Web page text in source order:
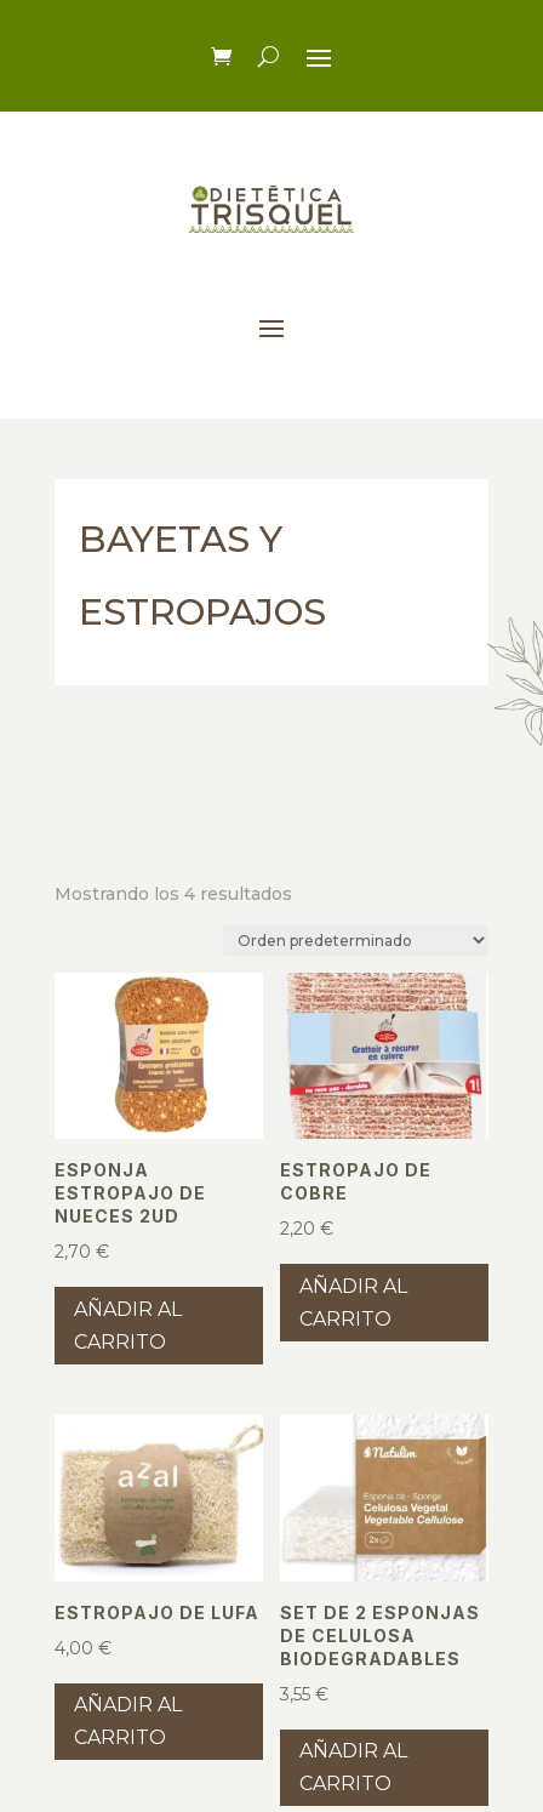
BAYETAS Y
ESTROPAJOS
Mostrando los 4 resultados
ESPONJA
ESTROPAJO DE
NUECES 2UD
2,70 €
AÑADIR AL
CARRITO
ESTROPAJO DE
COBRE
2,20€
AÑADIR AL
CARRITO
ESTROPAJO DE LUFA
4,00 €
AÑADIR AL
CARRITO
SET DE 2 ESPONJAS
DE CELULOSA
BIODEGRADABLES
3,55€
AÑADIR AL
CARRITO